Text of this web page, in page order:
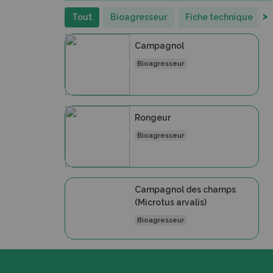
Tout Bioagresseur Fiche technique >
Campagnol
Bioagresseur
Rongeur
Bioagresseur
Campagnol des champs
(Microtus arvalis)
Bioagresseur